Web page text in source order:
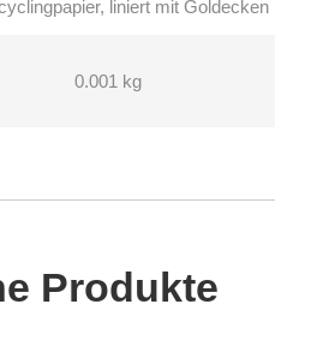
liniert mit Goldecken
0.001 kg
Produkte